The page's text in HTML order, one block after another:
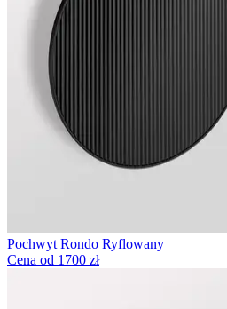
Pochwyt Rondo Ryflowany
Cena od 1700 zł